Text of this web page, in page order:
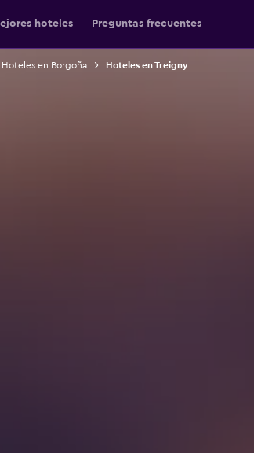
hoteles Preguntas frecuentes
Hoteles en Borgoña Hoteles en Treigny